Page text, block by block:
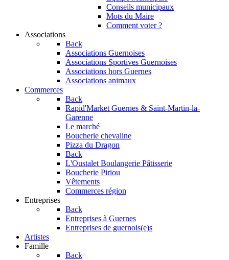
Conseils municipaux
Mots du Maire
Comment voter ?
Associations
Back
Associations Guernoises
Associations Sportives Guernoises
Associations hors Guernes
Associations animaux
Commerces
Back
Rapid'Market Guernes & Saint-Martin-la-
Garenne
Le marché
Boucherie chevaline
Pizza du Dragon
Back
L'Oustalet Boulangerie Pâtisserie
Boucherie Piriou
Vêtements
Commerces région
Entreprises
Back
Entreprises à Guernes
Entreprises de guernois(e)s
Artistes
Famille
Back